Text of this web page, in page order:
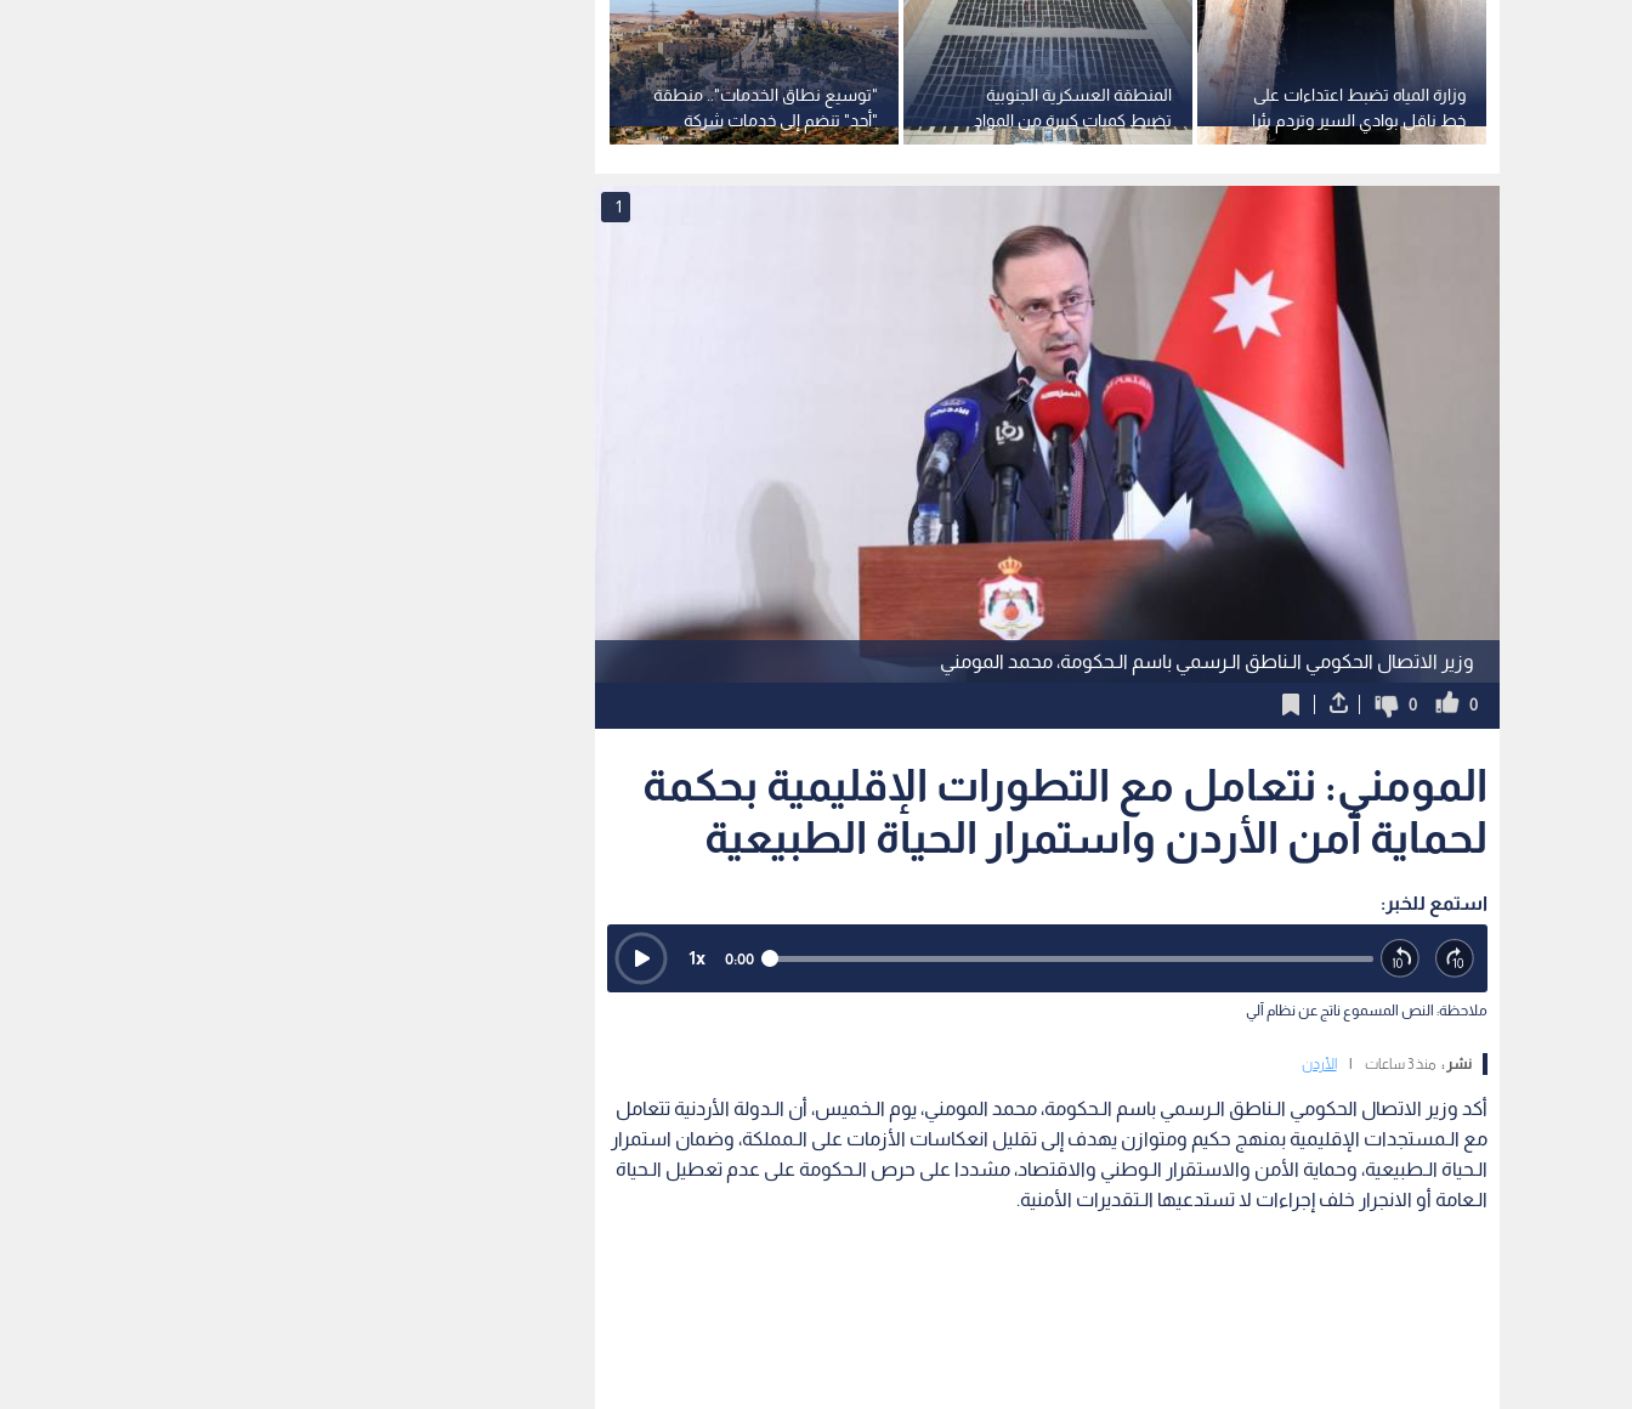
"توسيع نطاق الخدمات".. منطقة
"أحد" تنضم إلى خدمات شركة
"رؤية عمان"
المنطقة العسكرية الجنوبية
تضبط كميات كبيرة من المواد
المخدرة
وزارة المياه تضبط اعتداءات على
خط ناقل بوادي السير وتردم بئرا
في معان
وزير الاتصال الحكومي الـناطق الـرسمي باسم الـحكومة، محمد المومني
1
0
0
المومني: نتعامل مع التطورات الإقليمية بحكمة
لحماية أمن الأردن واستمرار الحياة الطبيعية
استمع للخبر:
0:00
1x
ملاحظة: النص المسموع ناتج عن نظام آلي
نشر : منذ 3 ساعات الأردن
أكد وزير الاتصال الحكومي الـناطق الـرسمي باسم الـحكومة، محمد المومني، يوم الـخميس، أن الـدولة الأردنية تتعامل
مع الـمستجدات الإقليمية بمنهج حكيم ومتوازن يهدف إلى تقليل انعكاسات الأزمات على الـمملكة، وضمان استمرار
الـحياة الـطبيعية، وحماية الأمن والاستقرار الـوطني والاقتصاد، مشددا على حرص الـحكومة على عدم تعطيل الـحياة
الـعامة أو الانجرار خلف إجراءات لا تستدعيها الـتقديرات الأمنية.